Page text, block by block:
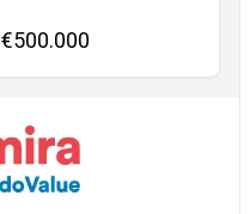
€500.000